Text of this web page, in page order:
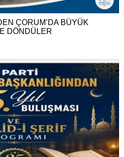
ÇORUM’DA BÜYÜK
DÖNDÜLER